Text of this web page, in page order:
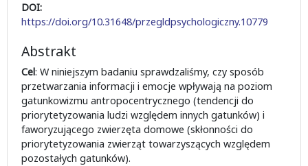
DOI:
https://doi.org/10.31648/przegldpsychologiczny.10779
Abstrakt
Cel: W niniejszym badaniu sprawdzaliśmy, czy sposób
przetwarzania informacji i emocje wpływają na poziom
gatunkowizmu antropocentrycznego (tendencji do
priorytetyzowania ludzi względem innych gatunków) i
faworyzującego zwierzęta domowe (skłonności do
priorytetyzowania zwierząt towarzyszących względem
pozostałych gatunków).